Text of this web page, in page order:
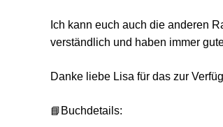
Ich kann euch auch die anderen
verständlich und haben immer
Danke liebe Lisa für das zur
📘 Buchdetails: